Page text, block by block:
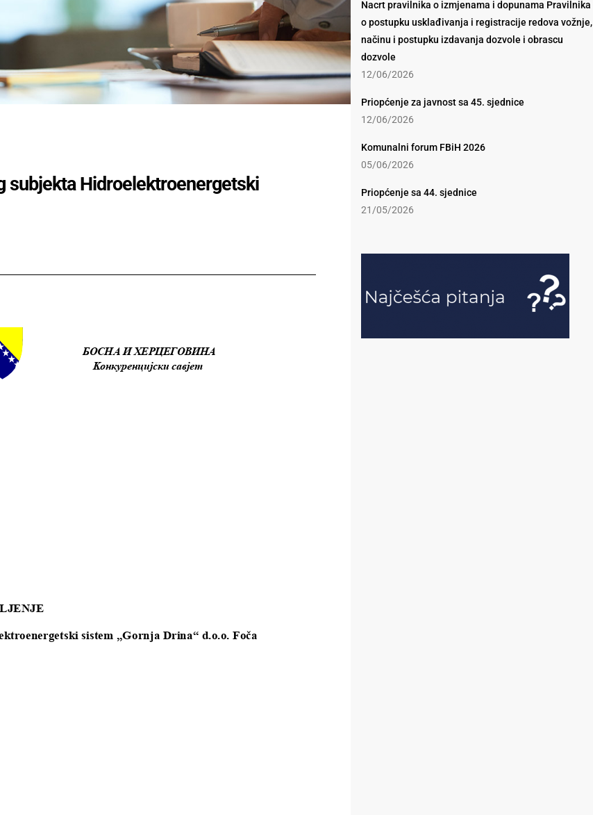
subjekta Hidroelektroenergetski
Nacrt pravilnika o izmjenama i dopunama Pravilnika
o postupku usklađivanja i registracije redova vožnje,
načinu i postupku izdavanja dozvole i obrascu
dozvole
12/06/2026
Priopćenje za javnost sa 45. sjednice
12/06/2026
Komunalni forum FBiH 2026
05/06/2026
Priopćenje sa 44. sjednice
21/05/2026